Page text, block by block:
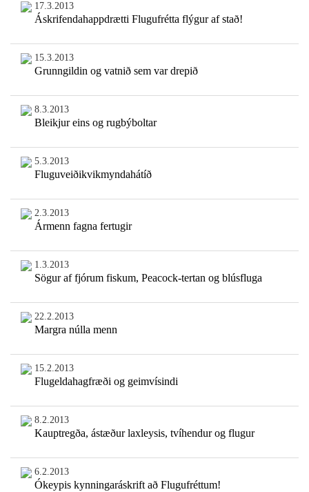
17.3.2013
Áskrifendahappdrætti Flugufrétta flýgur af stað!
15.3.2013
Grunngildin og vatnið sem var drepið
8.3.2013
Bleikjur eins og rugbýboltar
5.3.2013
Fluguveiðikvikmyndahátíð
2.3.2013
Ármenn fagna fertugir
1.3.2013
Sögur af fjórum fiskum, Peacock-tertan og blúsfluga
22.2.2013
Margra núlla menn
15.2.2013
Flugeldahagfræði og geimvísindi
8.2.2013
Kauptregða, ástæður laxleysis, tvíhendur og flugur
6.2.2013
Ókeypis kynningaráskrift að Flugufréttum!